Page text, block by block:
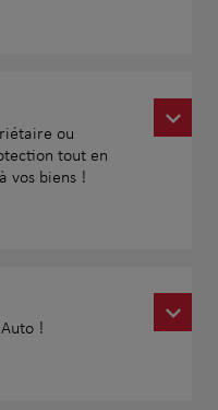
ou
tout en
vos biens !
!